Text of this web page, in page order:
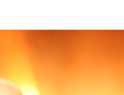
RÄUCHERFEDERN